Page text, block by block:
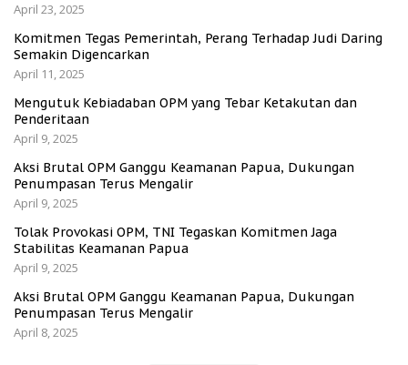
April 23, 2025
Komitmen Tegas Pemerintah, Perang Terhadap Judi Daring
Semakin Digencarkan
April 11, 2025
Mengutuk Kebiadaban OPM yang Tebar Ketakutan dan
Penderitaan
April 9, 2025
Aksi Brutal OPM Ganggu Keamanan Papua, Dukungan
Penumpasan Terus Mengalir
April 9, 2025
Tolak Provokasi OPM, TNI Tegaskan Komitmen Jaga
Stabilitas Keamanan Papua
April 9, 2025
Aksi Brutal OPM Ganggu Keamanan Papua, Dukungan
Penumpasan Terus Mengalir
April 8, 2025